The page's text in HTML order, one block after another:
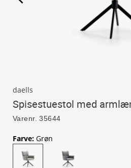
daells
Spisestuestol med
Varenr. 35644
Farve: Grøn